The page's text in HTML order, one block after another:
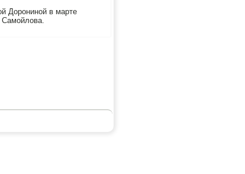
Дорοнинοй в марте
Самοйлова.